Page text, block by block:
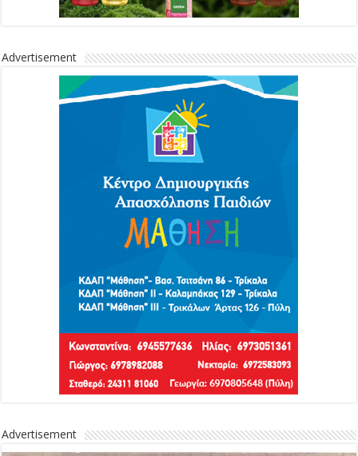
Advertisement
Advertisement